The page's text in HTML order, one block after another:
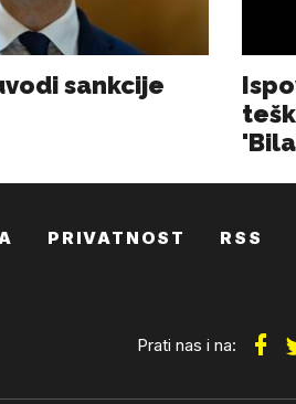
PRIVATNOST RSS
Prati nas i na: